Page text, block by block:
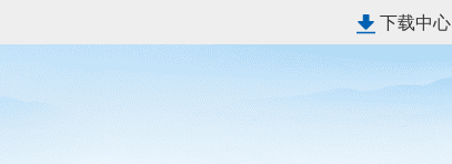
下载中心